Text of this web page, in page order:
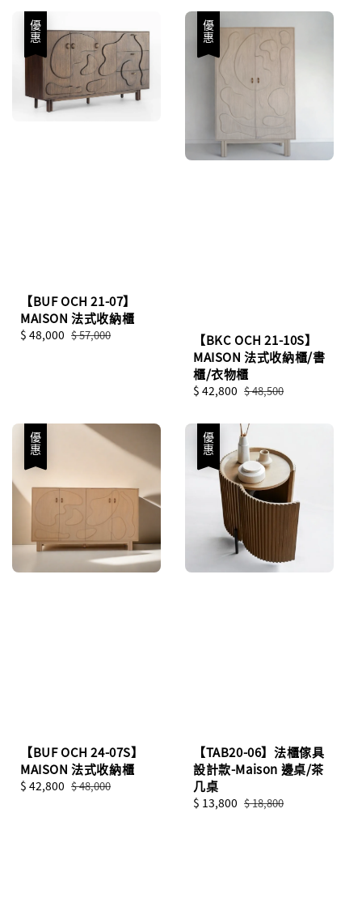
優惠
【BUF OCH 21-07】
MAISON 法式收納櫃
Sale
$ 48,000 Regular
$ 57,000
優惠
【BKC OCH 21-10S】
MAISON 法式收納櫃/書
櫃/衣物櫃
Sale
$ 42,800 Regular
$ 48,500
優惠
【BUF OCH 24-07S】
MAISON 法式收納櫃
Sale
$ 42,800 Regular
$ 48,000
優惠
【TAB20-06】法櫃傢具
設計款-Maison 邊桌/茶
几桌
Sale
$ 13,800 Regular
$ 18,800